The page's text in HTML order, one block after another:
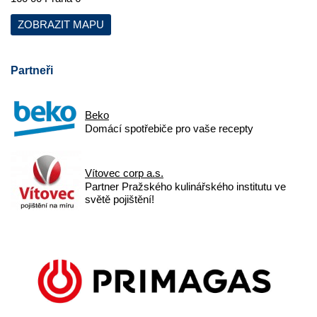
ZOBRAZIT MAPU
Partneři
Beko
Domácí spotřebiče pro vaše recepty
Vítovec corp a.s.
Partner Pražského kulinářského institutu ve
světě pojištění!